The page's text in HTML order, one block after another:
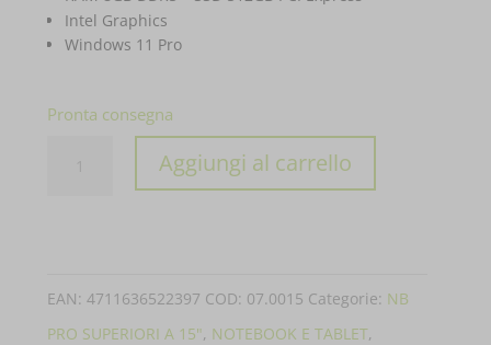
€ 789,00.
Intel Graphics
Windows 11 Pro
Pronta consegna
PORTATILE
EXPERTBOOK
P1
Aggiungi al carrello
EAN:4711636522397 COD: 07.0015 Categorie: NB
PRO SUPERIORI A 15", NOTEBOOK E TABLET,